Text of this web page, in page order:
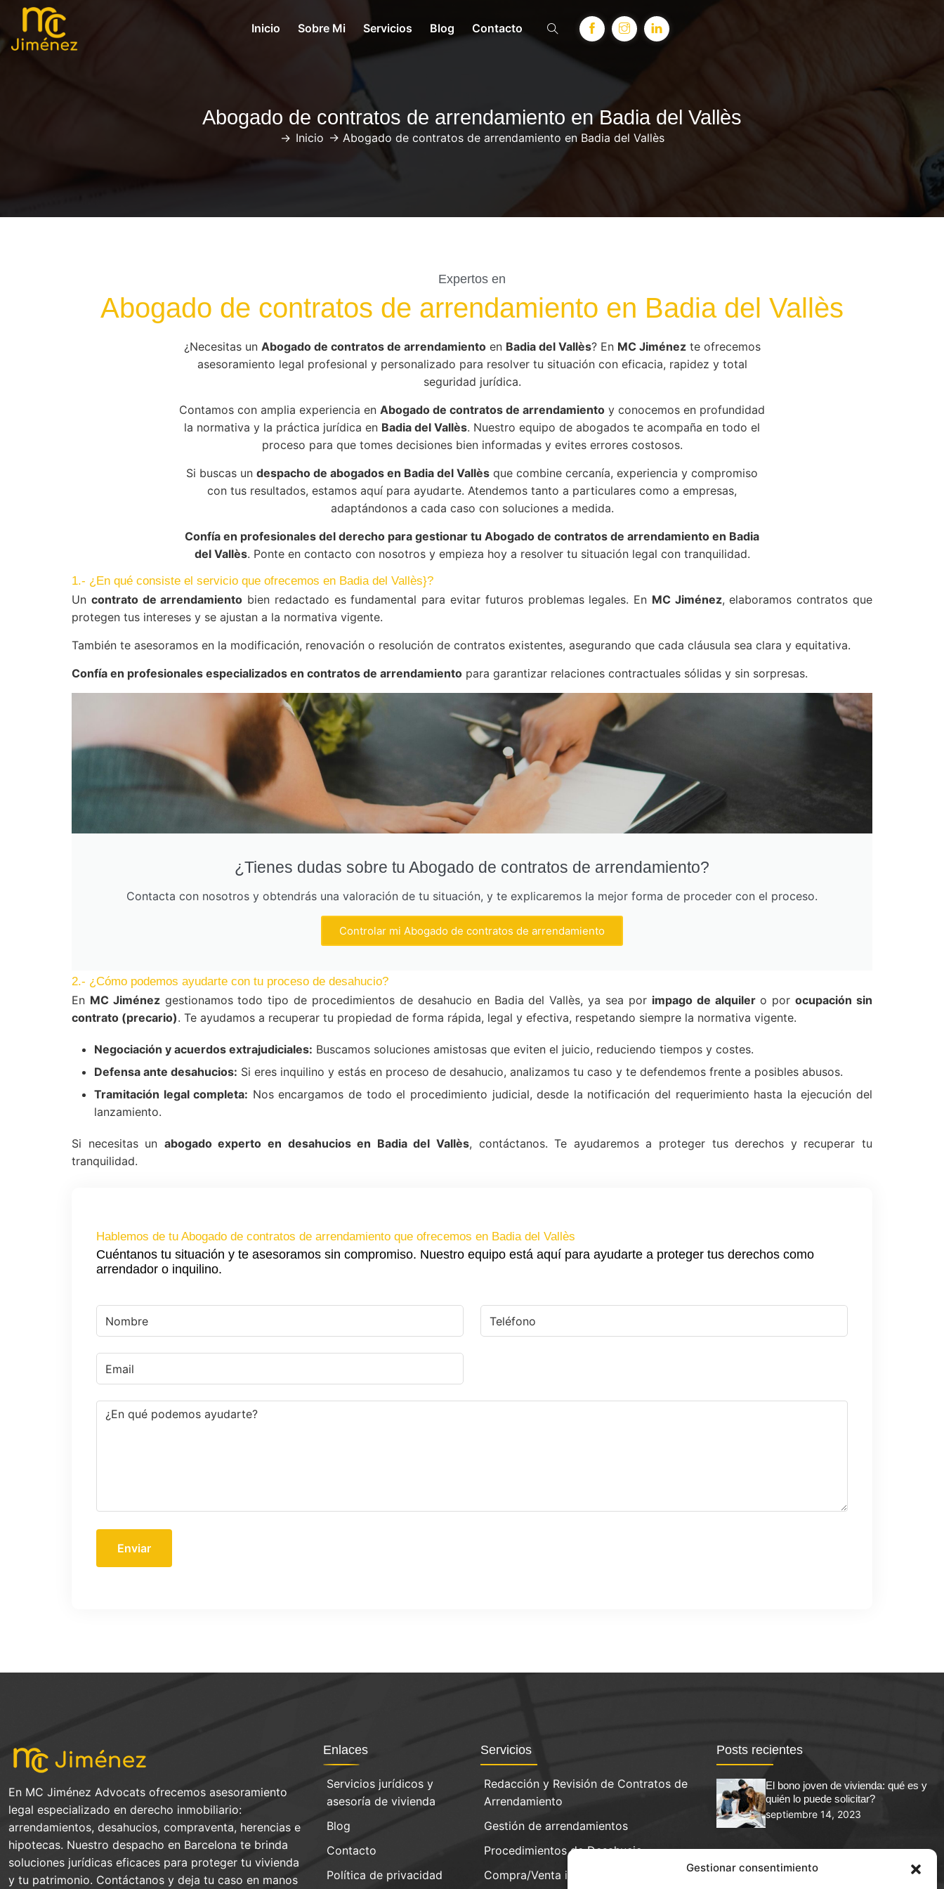
Gestionar consentimiento
Inicio Sobre Mi Servicios Blog Contacto
Abogado de contratos de arrendamiento en Badia del Vallès
-> Inicio -> Abogado de contratos de arrendamiento en Badia del Vallès
Expertos en
Abogado de contratos de arrendamiento en Badia del Vallès
¿Necesitas un Abogado de contratos de arrendamientoen Badia del Vallès? En MC Jiménezte ofrecemos
asesoramiento legal profesional y personalizado para resolver tu situación con eficacia, rapidez y total
seguridad jurídica.
Contamos con amplia experiencia en Abogado de contratos de arrendamiento y conocemos en profundidad
la normativa y la práctica jurídica en Badia del Vallès. Nuestro equipo de abogados te acompaña en todo el
proceso para que tomes decisiones bien informadas y evites errores costosos.
Si buscas un despacho de abogados en Badia del Vallès que combine cercanía, experiencia y compromiso
con tus resultados, estamos aquí para ayudarte. Atendemos tanto a particulares como a empresas,
adaptándonos a cada caso con soluciones a medida.
Confía en profesionales del derecho para gestionar tu Abogado de contratos de arrendamiento en Badia
del Vallès. Ponte en contacto con nosotros y empieza hoy a resolver tu situación legal con tranquilidad.
1.- ¿En qué consiste el servicio que ofrecemos en Badia del Vallès}?
Un contrato de arrendamiento bien redactado es fundamental para evitar futuros problemas legales. En MC Jiménez, elaboramos contratos que
protegen tus intereses y se ajustan a la normativa vigente.
También te asesoramos en la modificación, renovación o resolución de contratos existentes, asegurando que cada cláusula sea clara y equitativa.
Confía en profesionales especializados en contratos de arrendamiento para garantizar relaciones contractuales sólidas y sin sorpresas.
¿Tienes dudas sobre tu Abogado de contratos de arrendamiento?
Contacta con nosotros y obtendrás una valoración de tu situación, y te explicaremos la mejor forma de proceder con el proceso.
Controlar mi Abogado de contratos de arrendamiento
2.- ¿Cómo podemos ayudarte con tu proceso de desahucio?
En MC Jiménezgestionamos todo tipo de procedimientos de desahucio en Badia del Vallès, ya sea por impago de alquilero porocupación sin
contrato (precario). Te ayudamos a recuperar tu propiedad de forma rápida, legal y efectiva, respetando siempre la normativa vigente.
Negociación y acuerdos extrajudiciales: Buscamos soluciones amistosas que eviten el juicio, reduciendo tiempos y costes.
Defensa ante desahucios: Si eres inquilino y estás en proceso de desahucio, analizamos tu caso y te defendemos frente a posibles abusos.
Tramitación legal completa: Nos encargamos de todo el procedimiento judicial, desde la notificación del requerimiento hasta la ejecución del
lanzamiento.
Si necesitas un abogado experto en desahucios en Badia del Vallès, contáctanos. Te ayudaremos a proteger tus derechos y recuperar tu
tranquilidad.
Hablemos de tu Abogado de contratos de arrendamiento que ofrecemos en Badia del Vallès
Cuéntanos tu situación y te asesoramos sin compromiso. Nuestro equipo está aquí para ayudarte a proteger tus derechos como
arrendador o inquilino.
Enviar
En MC Jiménez Advocats ofrecemos asesoramiento
legal especializado en derecho inmobiliario:
arrendamientos, desahucios, compraventa, herencias e
hipotecas. Nuestro despacho en Barcelona te brinda
soluciones jurídicas eficaces para proteger tu vivienda
y tu patrimonio. Contáctanos y deja tu caso en manos
Enlaces
Servicios jurídicos y
asesoría de vivienda
Blog
Contacto
Política de privacidad
Servicios
Redacción y Revisión de Contratos de
Arrendamiento
Gestión de arrendamientos
Procedimientos de Desahucio
Compra/Venta inmobiliaria
Posts recientes
El bono joven de vivienda: qué es y
quién lo puede solicitar?
septiembre 14, 2023
Abogado de alquileres en Sant Boi de